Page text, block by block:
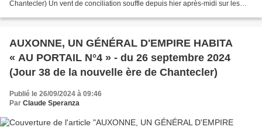
Chantecler) Un vent de conciliation souffle depuis hier après-midi sur les
AUXONNE, UN GÉNÉRAL D'EMPIRE HABITA
« AU PORTAIL N°4 » - du 26 septembre 2024
(Jour 38 de la nouvelle ère de Chantecler)
Publié le 26/09/2024 à 09:46
Par Claude Speranza